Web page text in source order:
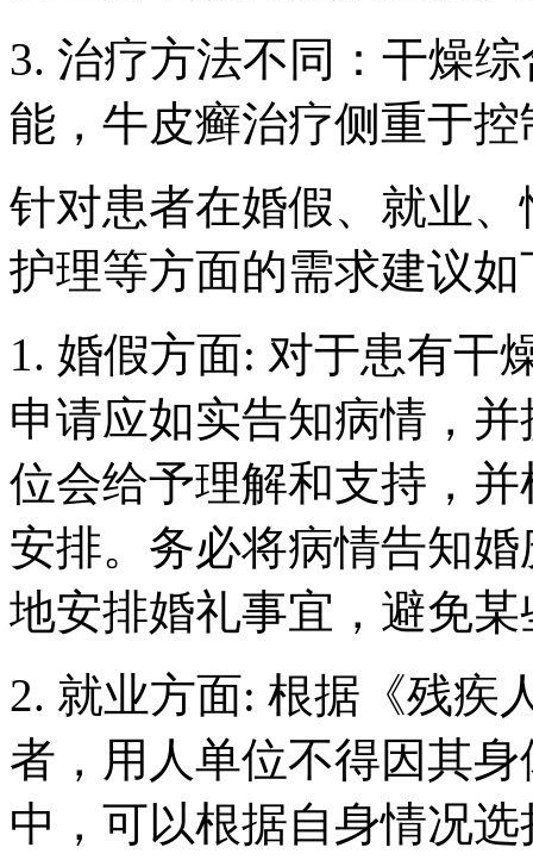
3. 治疗方法不同：干燥
能，牛皮癣治疗侧重于
针对患者在婚假、就业
护理等方面的需求建议如
1. 婚假方面: 对于患有干
申请应如实告知病情，
位会给予理解和支持，
安排。务必将病情告知
地安排婚礼事宜，避免
2. 就业方面: 根据《残疾
者，用人单位不得因其
中，可以根据自身情况